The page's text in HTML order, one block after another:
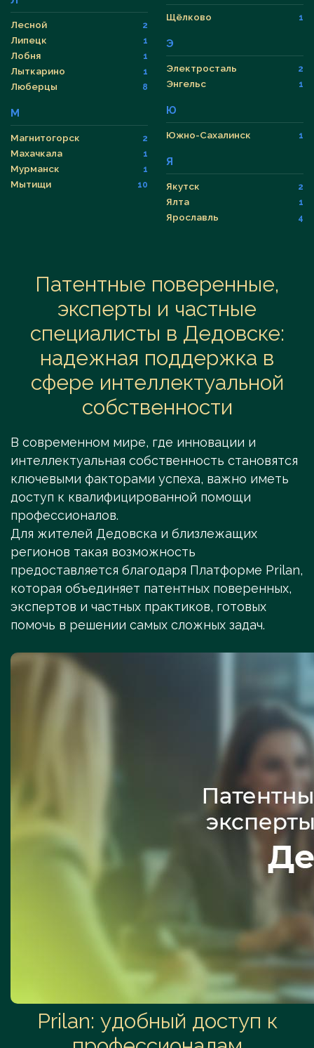
Лесной 2
Липецк 1
Лобня 1
Лыткарино 1
Люберцы 8
М
Магнитогорск 2
Махачкала 1
Мурманск 1
Мытищи 10
Щёлково 1
Э
Электросталь 2
Энгельс 1
Ю
Южно-Сахалинск 1
Я
Якутск 2
Ялта 1
Ярославль 4
Патентные поверенные,
эксперты и частные
специалисты в Дедовске:
надежная поддержка в
сфере интеллектуальной
собственности
В современном мире, где инновации и
интеллектуальная собственность становятся
ключевыми факторами успеха, важно иметь
доступ к квалифицированной помощи
профессионалов.
Для жителей Дедовска и близлежащих
регионов такая возможность
предоставляется благодаря Платформе Prilan,
которая объединяет патентных поверенных,
экспертов и частных практиков, готовых
помочь в решении самых сложных задач.
Prilan: удобный доступ к